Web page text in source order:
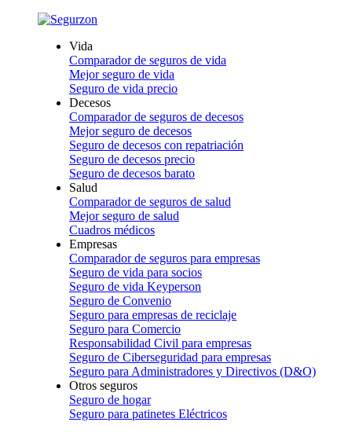
Vida
Comparador de seguros de vida
Mejor seguro de vida
Seguro de vida precio
Decesos
Comparador de seguros de decesos
Mejor seguro de decesos
Seguro de decesos con repatriación
Seguro de decesos precio
Seguro de decesos barato
Salud
Comparador de seguros de salud
Mejor seguro de salud
Cuadros médicos
Empresas
Comparador de seguros para empresas
Seguro de vida para socios
Seguro de vida Keyperson
Seguro de Convenio
Seguro para empresas de reciclaje
Seguro para Comercio
Responsabilidad Civil para empresas
Seguro de Ciberseguridad para empresas
Seguro para Administradores y Directivos (D&O)
Otros seguros
Seguro de hogar
Seguro para patinetes Eléctricos